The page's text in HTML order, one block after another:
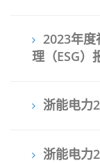
2023年度
理（ESG）
浙能电力
浙能电力